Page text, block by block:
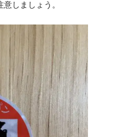
しましょう。